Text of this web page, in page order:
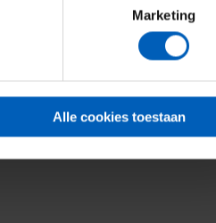
Marketing
Alle cookies toestaan